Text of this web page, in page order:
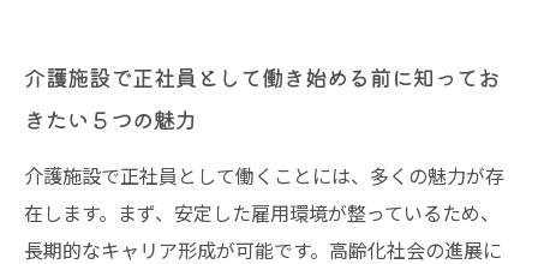
護正社員のやりがいとは
安定した雇用と充実の研修制度があなたの未来
を変える：介護施設正社員の魅力まとめ
今注目の介護施設求人：正社員募集の背景と求
められる人材とは？
介護施設で正社員として働き始める前に知ってお
きたい５つの魅力
介護施設で正社員として働くことには、多くの魅力が存
在します。まず、安定した雇用環境が整っているため、
長期的なキャリア形成が可能です。高齢化社会の進展に